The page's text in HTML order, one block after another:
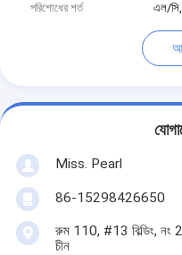
পরিশোধের শর্ত
এল/সি,
Miss. Pearl
86-15298426650
রুম 110, #13 বিল্ডিং, নং
চীন